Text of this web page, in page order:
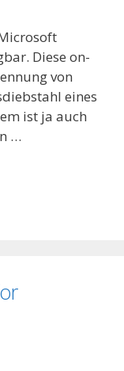
Diese on-
von
eines
ist ja auch
…